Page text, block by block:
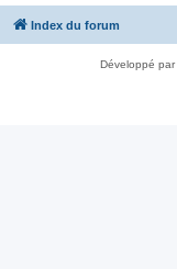
Index du forum
Développé par